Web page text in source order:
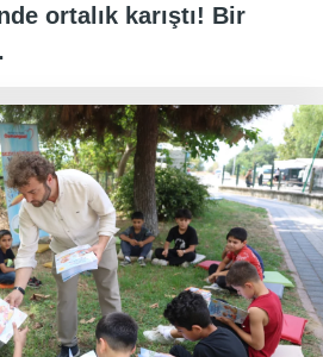
ortalık karıştı! Bir